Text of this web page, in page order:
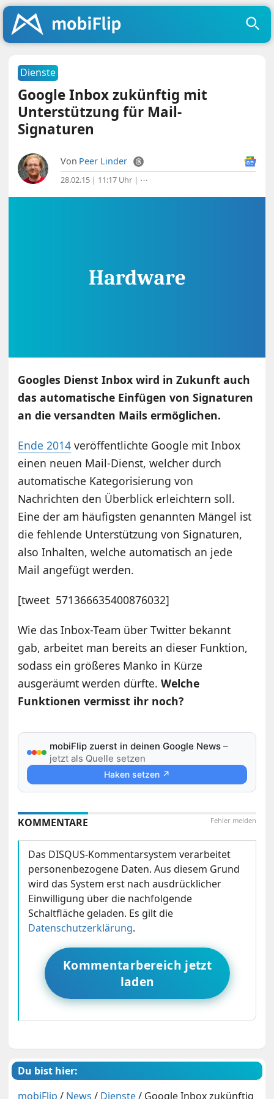
Dienste
Google Inbox zukünftig mit
Unterstützung für Mail-
Signaturen
Von Peer Linder
28.02.15 | 11:17 Uhr | ⋯
Googles Dienst Inbox wird in Zukunft auch
das automatische Einfügen von Signaturen
an die versandten Mails ermöglichen.
Ende 2014 veröffentlichte Google mit Inbox
einen neuen Mail-Dienst, welcher durch
automatische Kategorisierung von
Nachrichten den Überblick erleichtern soll.
Eine der am häufigsten genannten Mängel ist
die fehlende Unterstützung von Signaturen,
also Inhalten, welche automatisch an jede
Mail angefügt werden.
[tweet 571366635400876032]
Wie das Inbox-Team über Twitter bekannt
gab, arbeitet man bereits an dieser Funktion,
sodass ein größeres Manko in Kürze
ausgeräumt werden dürfte.Welche
Funktionen vermisst ihr noch?
mobiFlip zuerst in deinen Google News –
jetzt als Quelle setzen
Haken setzen ↗
Fehler melden
KOMMENTARE
Das DISQUS-Kommentarsystem verarbeitet
personenbezogene Daten. Aus diesem Grund
wird das System erst nach ausdrücklicher
Einwilligung über die nachfolgende
Schaltfläche geladen. Es gilt die
Datenschutzerklärung.
Kommentarbereich jetzt
laden
Du bist hier:
mobiFlip / News / Dienste/ Google Inbox zukünftig